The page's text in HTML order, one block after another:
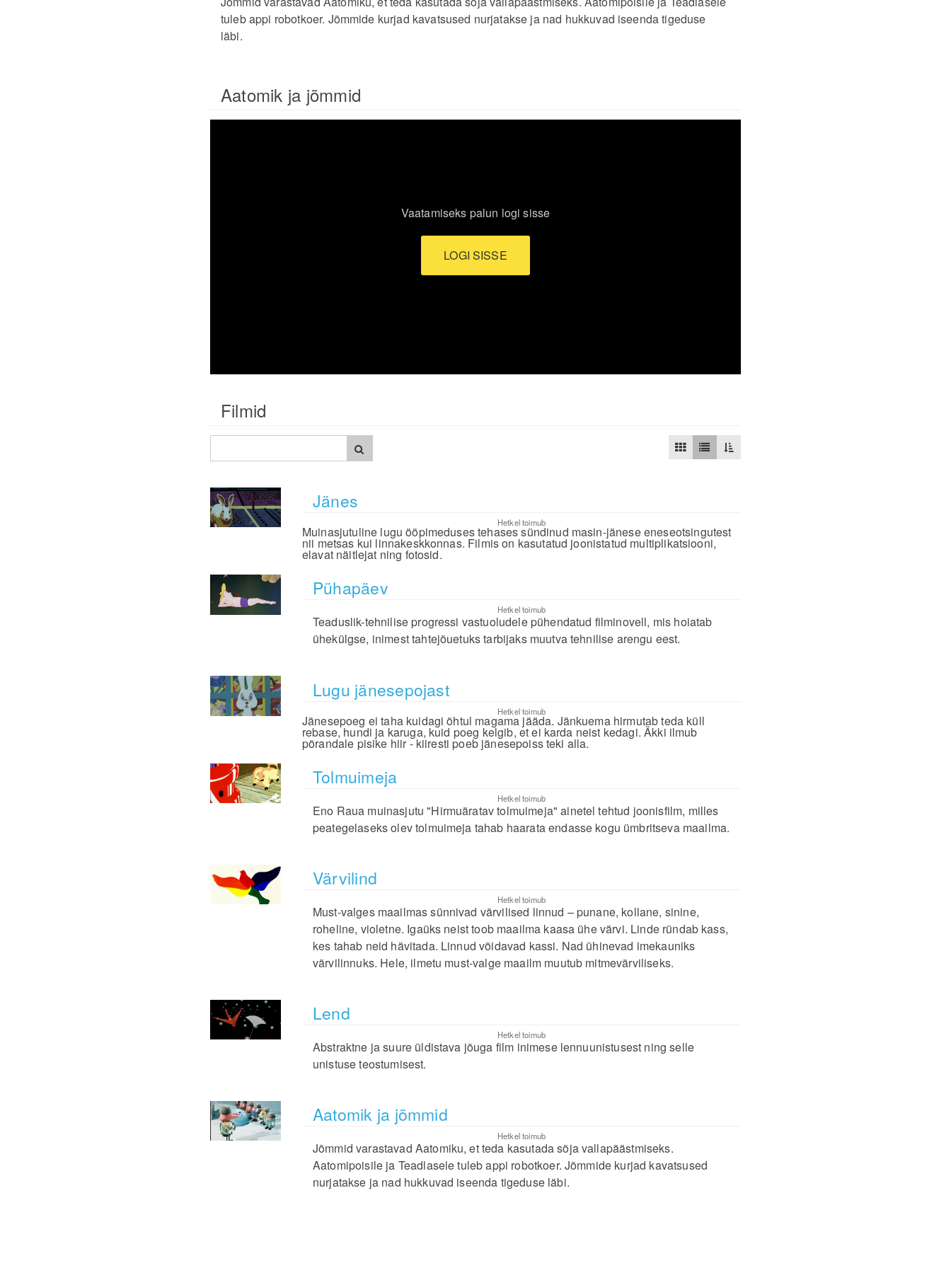
tuleb appi robotkoer. Jõmmide kurjad kavatsused nurjatakse ja nad hukkuvad iseenda tigeduse
läbi.
Aatomik ja jõmmid
Vaatamiseks palun logi sisse
LOGI SISSE
Filmid
Jänes
Hetkel toimub
Muinasjutuline lugu ööpimeduses tehases sündinud masin-jänese eneseotsingutest
nii metsas kui linnakeskkonnas. Filmis on kasutatud joonistatud multiplikatsiooni,
elavat näitlejat ning fotosid.
Pühapäev
Hetkel toimub
Teaduslik-tehnilise progressi vastuoludele pühendatud filminovell, mis hoiatab
ühekülgse, inimest tahtejõuetuks tarbijaks muutva tehnilise arengu eest.
Lugu jänesepojast
Hetkel toimub
Jänesepoeg ei taha kuidagi õhtul magama jääda. Jänkuema hirmutab teda küll
rebase, hundi ja karuga, kuid poeg kelgib, et ei karda neist kedagi. Äkki ilmub
põrandale pisike hiir - kiiresti poeb jänesepoiss teki alla.
Tolmuimeja
Hetkel toimub
Eno Raua muinasjutu "Hirmuäratav tolmuimeja" ainetel tehtud joonisfilm, milles
peategelaseks olev tolmuimeja tahab haarata endasse kogu ümbritseva maailma.
Värvilind
Hetkel toimub
Must-valges maailmas sünnivad värvilised linnud – punane, kollane, sinine,
roheline, violetne. Igaüks neist toob maailma kaasa ühe värvi. Linde ründab kass,
kes tahab neid hävitada. Linnud võidavad kassi. Nad ühinevad imekauniks
värvilinnuks. Hele, ilmetu must-valge maailm muutub mitmevärviliseks.
Lend
Hetkel toimub
Abstraktne ja suure üldistava jõuga film inimese lennuunistusest ning selle
unistuse teostumisest.
Aatomik ja jõmmid
Hetkel toimub
Jõmmid varastavad Aatomiku, et teda kasutada sõja vallapäästmiseks.
Aatomipoisile ja Teadlasele tuleb appi robotkoer. Jõmmide kurjad kavatsused
nurjatakse ja nad hukkuvad iseenda tigeduse läbi.